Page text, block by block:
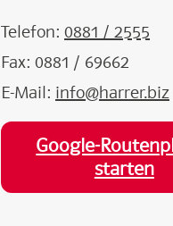
Telefon: 0881 / 2555
Fax: 0881 / 69662
E-Mail: info@harrer.biz
Google-
starten